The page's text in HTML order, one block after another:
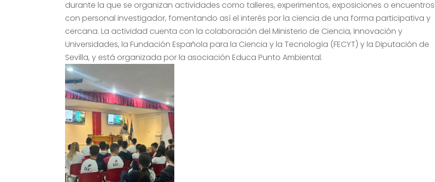
durante la que se organizan actividades como talleres, experimentos, exposiciones o encuentros
con personal investigador, fomentando así el interés por la ciencia de una forma participativa y
cercana.La actividad cuenta con la colaboración del Ministerio de Ciencia, Innovación y
Universidades, la Fundación Española para la Ciencia y la Tecnología (FECYT) y la Diputación de
Sevilla, y está organizada por la asociación Educa Punto Ambiental.